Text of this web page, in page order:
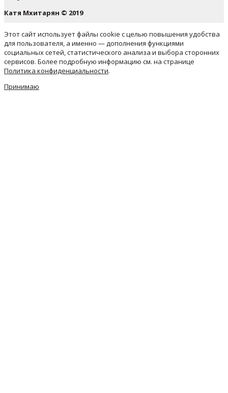
Катя Мхитарян © 2019
Этот сайт использует файлы cookie с целью повышения удобства
для пользователя, а именно — дополнения функциями
социальных сетей, статистического анализа и выбора сторонних
сервисов. Более подробную информацию см. на странице
Политика конфиденциальности.
Принимаю